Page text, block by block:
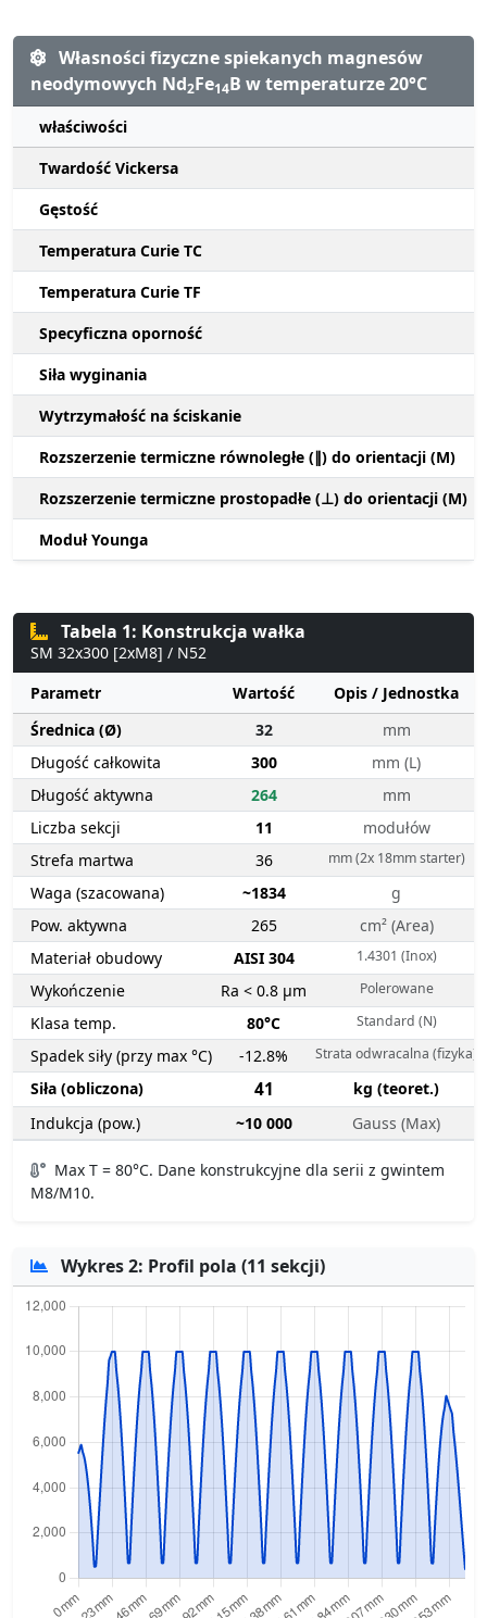
Własności fizyczne spiekanych magnesów
neodymowych Nd2Fe14B w temperaturze 20°C
właściwości
Twardość Vickersa
Gęstość
Temperatura Curie TC
Temperatura Curie TF
Specyficzna oporność
Siła wyginania
Wytrzymałość na ściskanie
Rozszerzenie termiczne równoległe (∥) do orientacji (M)
Rozszerzenie termiczne prostopadłe (⊥) do orientacji (M)
Moduł Younga
Tabela 1: Konstrukcja wałka
SM 32x300 [2xM8] / N52
Parametr
Wartość
Opis / Jednostka
Średnica (Ø)
32
mm
Długość całkowita
300
mm (L)
Długość aktywna
264
mm
Liczba sekcji
11
modułów
Strefa martwa
36 mm (2x 18mm starter)
Waga (szacowana) ~1834
g
Pow. aktywna
265
cm² (Area)
Materiał obudowy
AISI 304 1.4301 (Inox)
Wykończenie Ra < 0.8 µm Polerowane
Klasa temp. 80°C Standard (N)
Spadek siły (przy max °C) -12.8% Strata odwracalna (fizyka)
Siła (obliczona) 41
kg (teoret.)
Indukcja (pow.)
~10 000 Gauss (Max)
Max T = 80°C. Dane konstrukcyjne dla serii z gwintem
M8/M10.
Wykres 2: Profil pola (11 sekcji)